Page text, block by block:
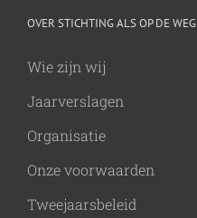
OVER STICHTING ALS OP DE WEG
Wie zijn wij
Jaarverslagen
Organisatie
Onze voorwaarden
Tweejaarsbeleid